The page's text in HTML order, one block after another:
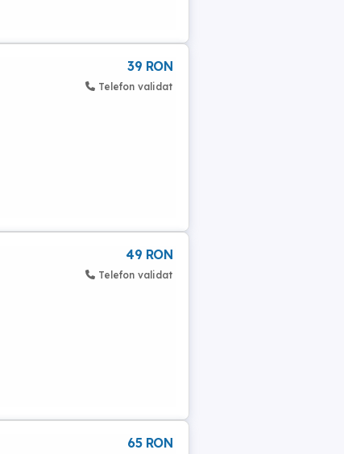
39 RON
Telefon validat
49 RON
Telefon validat
65 RON